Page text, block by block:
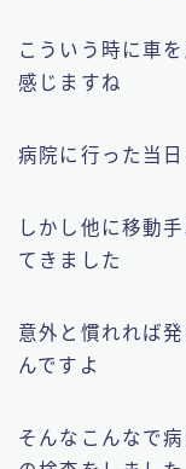
こういう時に車
感じますね
病院に行った当
しかし他に移動
てきました
意外と慣れれば
んですよ
そんなこんなで